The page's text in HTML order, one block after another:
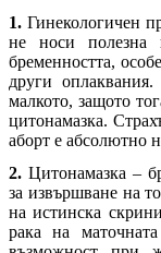
1.Гинекологичен
не носи полезна
бременността,
други
малкото, защото
цитонамазка.
аборт е абсолютно
2. Цитонамазка –
за извършване на
на истинска
рака на